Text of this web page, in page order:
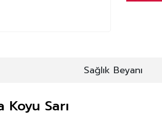
Sağlık Beyanı
Sarı